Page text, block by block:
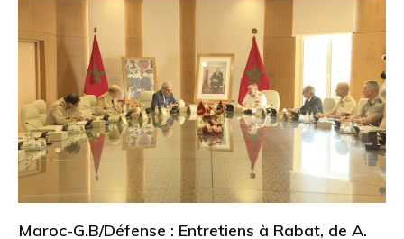
Maroc-G.B/Défense : Entretiens à Rabat, de A.